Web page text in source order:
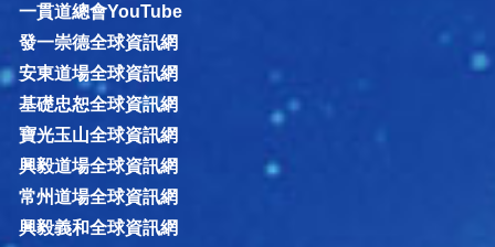
一貫道總會YouTube
發一崇德全球資訊網
安東道場全球資訊網
基礎忠恕全球資訊網
寶光玉山全球資訊網
興毅道場全球資訊網
常州道場全球資訊網
興毅義和全球資訊網